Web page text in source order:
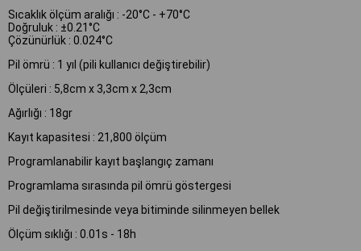
Sıcaklık ölçüm aralığı : -20°C - +70°C
Doğruluk : ±0.21°C
Çözünürlük : 0.024°C
Pil ömrü : 1 yıl (pili kullanıcı değiştirebilir)
Ölçüleri : 5,8cm x 3,3cm x 2,3cm
Ağırlığı : 18gr
Kayıt kapasitesi : 21,800 ölçüm
Programlanabilir kayıt başlangıç zamanı
Programlama sırasında pil ömrü göstergesi
Pil değiştirilmesinde veya bitiminde silinmeyen bellek
Ölçüm sıklığı : 0.01s - 18h